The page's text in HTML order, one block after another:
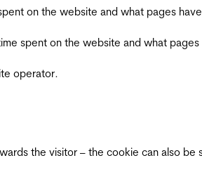
on the website and what pages
spent on the website and what
operator.
the visitor – the cookie can also